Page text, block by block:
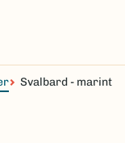
Svalbard - marint